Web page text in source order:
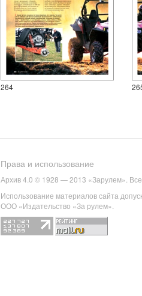
264
Права и использование
Архив 4.0 © 1928 — 2013 «Зарулем».
Использование материалов сайта
ООО «Издательство «За рулем».